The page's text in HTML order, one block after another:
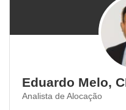
Eduardo Melo,
Analista de Alocação